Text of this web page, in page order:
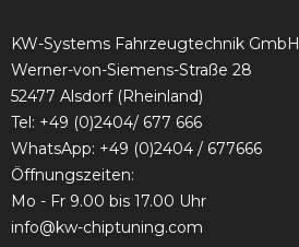
KW-Systems Fahrzeugtechnik GmbH
Werner-von-Siemens-Straße 28
52477 Alsdorf (Rheinland)
Tel: +49 (0)2404/ 677 666
WhatsApp: +49 (0)2404 / 677666
Öffnungszeiten:
Mo - Fr 9.00 bis 17.00 Uhr
info@kw-chiptuning.com